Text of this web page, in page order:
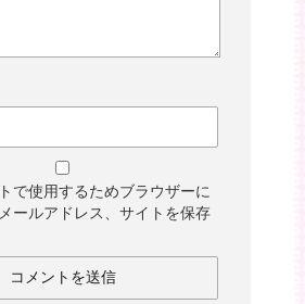
で使用するためブラウザーに
ールアドレス、サイトを保存